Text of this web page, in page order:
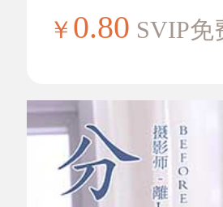
￥ 0.80 SVIP免